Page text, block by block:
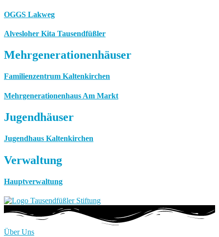
OGGS Lakweg
Alvesloher Kita Tausendfüßler
Mehrgenerationenhäuser
Familienzentrum Kaltenkirchen
Mehrgenerationenhaus Am Markt
Jugendhäuser
Jugendhaus Kaltenkirchen
Verwaltung
Hauptverwaltung
Über Uns